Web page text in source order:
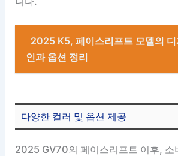
2025 K5, 페이스리프트 모델의
인과 옵션 정리
다양한 컬러 및 옵션 제공
2025 GV70의 페이스리프트 이후, 소